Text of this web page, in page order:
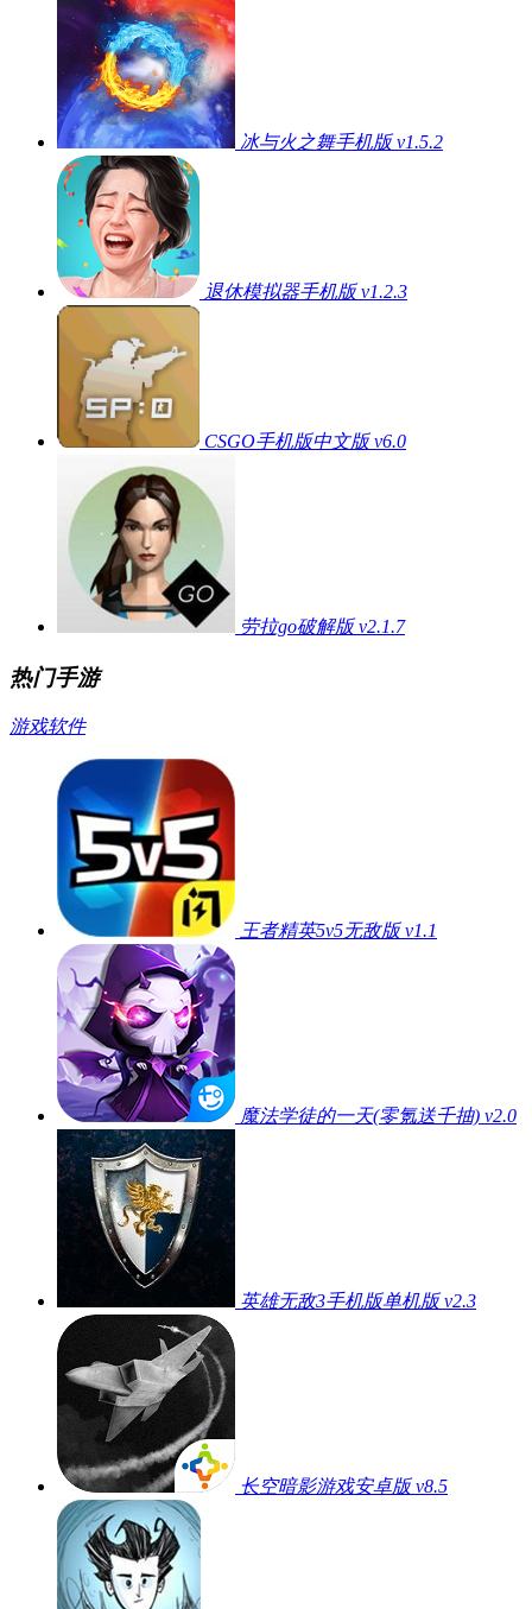
冰与火之舞手机版 v1.5.2
退休模拟器手机版 v1.2.3
CSGO手机版中文版 v6.0
劳拉go破解版 v2.1.7
热门手游
游戏软件
王者精英5v5无敌版 v1.1
魔法学徒的一天(零氪送千抽) v2.0
英雄无敌3手机版单机版 v2.3
长空暗影游戏安卓版 v8.5